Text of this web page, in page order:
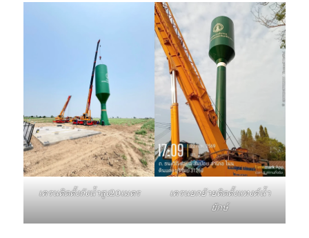
เครนติดตั้งถังน้ำสูง20เมตร
เครนยกย้ายติดตั้งแทงค์น้ำ
ยักษ์